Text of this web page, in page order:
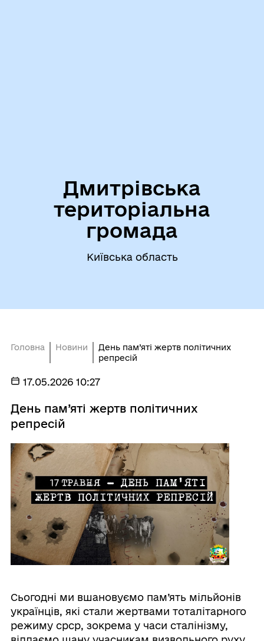
Дмитрівська
територіальна
громада
Київська область
Головна Новини
День пам’яті жертв політичних
репресій
17.05.2026 10:27
День пам’яті жертв політичних
репресій
Сьогодні ми вшановуємо пам’ять мільйонів
українців, які стали жертвами тоталітарного
режиму срср, зокрема у часи сталінізму,